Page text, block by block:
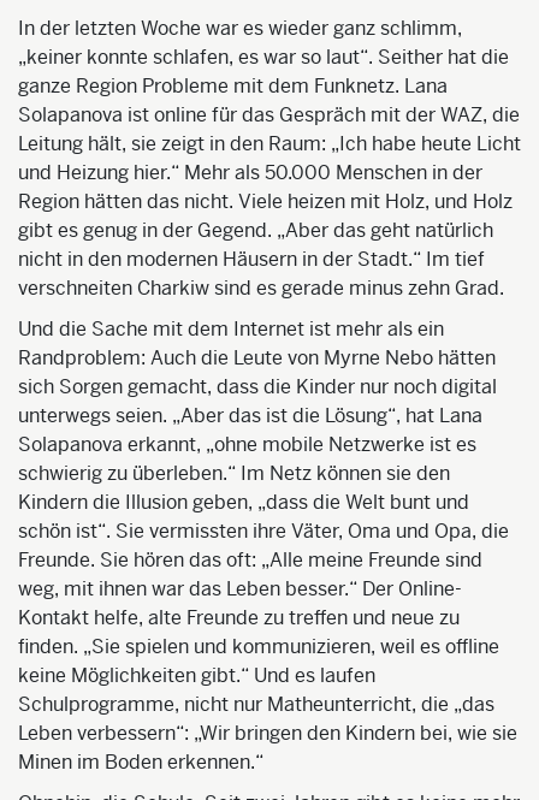
In der letzten Woche war es wieder ganz schlimm,
„keiner konnte schlafen, es war so laut“. Seither hat die
ganze Region Probleme mit dem Funknetz. Lana
Solapanova ist online für das Gespräch mit der WAZ, die
Leitung hält, sie zeigt in den Raum: „Ich habe heute Licht
und Heizung hier.“ Mehr als 50.000 Menschen in der
Region hätten das nicht. Viele heizen mit Holz, und Holz
gibt es genug in der Gegend. „Aber das geht natürlich
nicht in den modernen Häusern in der Stadt.“ Im tief
verschneiten Charkiw sind es gerade minus zehn Grad.
Und die Sache mit dem Internet ist mehr als ein
Randproblem: Auch die Leute von Myrne Nebo hätten
sich Sorgen gemacht, dass die Kinder nur noch digital
unterwegs seien. „Aber das ist die Lösung“, hat Lana
Solapanova erkannt, „ohne mobile Netzwerke ist es
schwierig zu überleben.“ Im Netz können sie den
Kindern die Illusion geben, „dass die Welt bunt und
schön ist“. Sie vermissten ihre Väter, Oma und Opa, die
Freunde. Sie hören das oft: „Alle meine Freunde sind
weg, mit ihnen war das Leben besser.“ Der Online-
Kontakt helfe, alte Freunde zu treffen und neue zu
finden. „Sie spielen und kommunizieren, weil es offline
keine Möglichkeiten gibt.“ Und es laufen
Schulprogramme, nicht nur Matheunterricht, die „das
Leben verbessern“: „Wir bringen den Kindern bei, wie sie
Minen im Boden erkennen.“